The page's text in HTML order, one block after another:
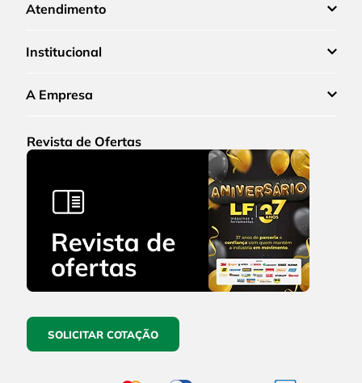
Atendimento
Institucional
A Empresa
Revista de Ofertas
SOLICITAR COTAÇÃO